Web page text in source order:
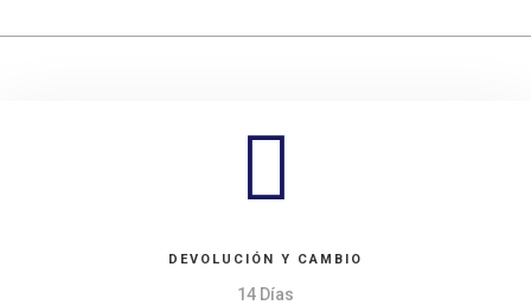

DEVOLUCIÓN Y CAMBIO
14 Días